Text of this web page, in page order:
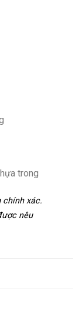
trong
chính xác.
nêu